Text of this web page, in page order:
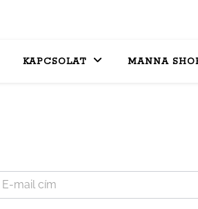
KAPCSOLAT MANNA